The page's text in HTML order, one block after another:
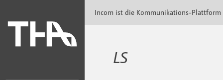
Incom ist die Kommunikations-Plattform
LS